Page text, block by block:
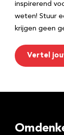
inspirerend
weten! Stuur
krijgen geen
Vertel